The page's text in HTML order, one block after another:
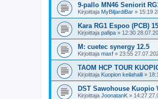
9-pallo MN46 Seniorit
Kirjoittaja MyBiljardiBar » 15:19
Kara RG1 Espoo (PCB)
Kirjoittaja pafipa » 12:30
M: cuetec synergy 12.5
Kirjoittaja maxf » 23:55
TAOM HCP TOUR
Kirjoittaja Kuopion keilahalli »
DST Sawohouse Kuopio
Kirjoittaja JoonatanK » 14:27